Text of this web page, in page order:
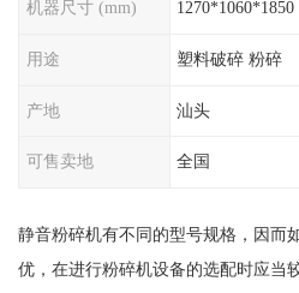
机器尺寸 (mm) 1270*1060*1850
用途 塑料破碎 粉碎
产地 汕头
可售卖地 全国
静音粉碎机有不同的型号规格，因而
优，在进行粉碎机设备的选配时应当